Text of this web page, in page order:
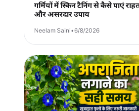
गर्मियों में स्किन टैनिंग से कैसे पाएं
और असरदार उपाय
Neelam Saini•6/8/2026